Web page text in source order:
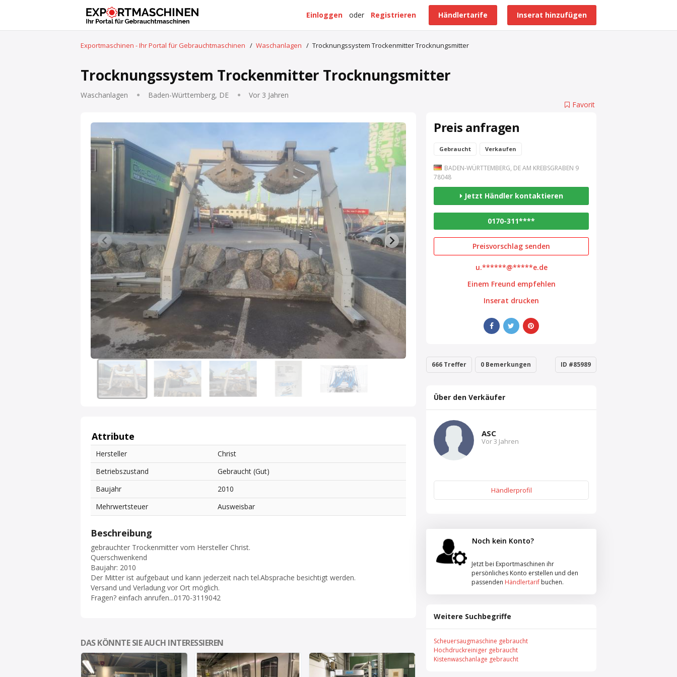
Inserat hinzufügen
Händlertarife
Registrieren
oder
Einloggen
Exportmaschinen - Ihr Portal für Gebrauchtmaschinen / Waschanlagen / Trocknungssystem Trockenmitter Trocknungsmitter
Trocknungssystem Trockenmitter Trocknungsmitter
Waschanlagen Baden-Württemberg, DE Vor 3 Jahren
Attribute
Hersteller
Christ
Betriebszustand
Gebraucht (Gut)
Baujahr
2010
Mehrwertsteuer
Ausweisbar
Beschreibung
gebrauchter Trockenmitter vom Hersteller Christ.
Querschwenkend
Baujahr: 2010
Der Mitter ist aufgebaut und kann jederzeit nach tel.Absprache besichtigt werden.
Versand und Verladung vor Ort möglich.
Fragen? einfach anrufen...0170-3119042
DAS KÖNNTE SIE AUCH INTERESSIEREN
Favorit
Preis anfragen
Gebraucht Verkaufen
BADEN-WÜRTTEMBERG, DE AM KREBSGRABEN 9
78048
Jetzt Händler kontaktieren
0170-311****
Preisvorschlag senden
u.******@*****e.de
Einem Freund empfehlen
Inserat drucken
666 Treffer 0 Bemerkungen ID #85989
Über den Verkäufer
ASC
Vor 3 Jahren
Händlerprofil
Noch kein Konto?
Jetzt bei Exportmaschinen ihr
persönliches Konto erstellen und den
passenden Händlertarif buchen.
Weitere Suchbegriffe
Scheuersaugmaschine gebraucht
Hochdruckreiniger gebraucht
Kistenwaschanlage gebraucht